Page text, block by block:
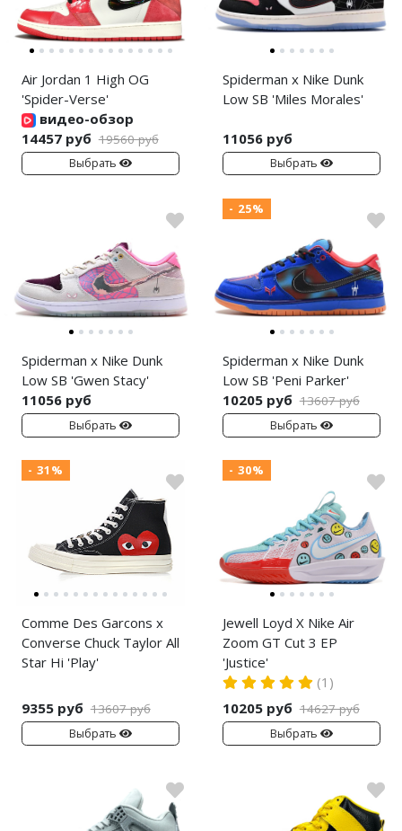
Air Jordan 1 High OG
'Spider-Verse'
видео-обзор
14457 руб 19560 руб
Выбрать
Spiderman x Nike Dunk
Low SB 'Miles Morales'
11056 руб
Выбрать
Spiderman x Nike Dunk
Low SB 'Gwen Stacy'
11056 руб
Выбрать
- 25%
Spiderman x Nike Dunk
Low SB 'Peni Parker'
10205 руб 13607 руб
Выбрать
- 31%
Comme Des Garcons x
Converse Chuck Taylor All
Star Hi 'Play'
9355 руб 13607 руб
Выбрать
- 30%
Jewell Loyd X Nike Air
Zoom GT Cut 3 EP
'Justice'
(1)
10205 руб 14627 руб
Выбрать